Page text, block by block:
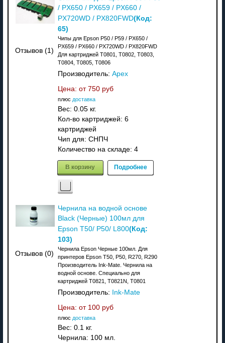
Отзывов (1)
/ PX650 / PX659 / PX660 /
PX720WD / PX820FWD(Код:
65)
Чипы для Epson P50 / P59 / PX650 /
PX659 / PX660 / PX720WD / PX820FWD
Для картриджей T0801, T0802, T0803,
T0804, T0805, T0806
Производитель: Apex
Цена: от 750 руб
плюс доставка
Вес: 0.05 кг.
Кол-во картриджей: 6
картриджей
Чип для: СНПЧ
Количество на складе: 4
В корзину Подробнее
Отзывов (0)
Чернила на водной основе
Black (Черные) 100мл для
Epson T50/ P50/ L800(Код:
103)
Чернила Epson Черные 100мл. Для
принтеров Epson T50, P50, R270, R290
Производитель Ink-Mate. Чернила на
водной основе. Специально для
картриджей T0821, T0821N, T0801
Производитель: Ink-Mate
Цена: от 100 руб
плюс доставка
Вес: 0.1 кг.
Чернила: 100 мл.